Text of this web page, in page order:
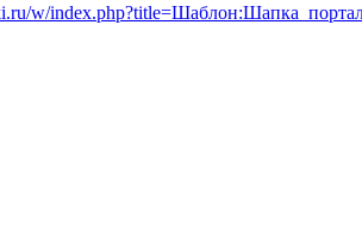
w/